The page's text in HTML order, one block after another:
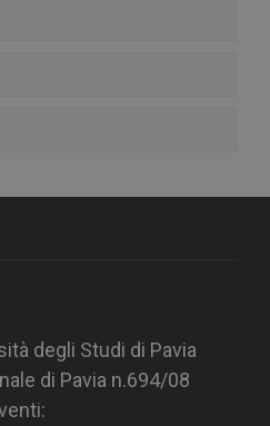
degli Studi di Pavia
di Pavia n.694/08